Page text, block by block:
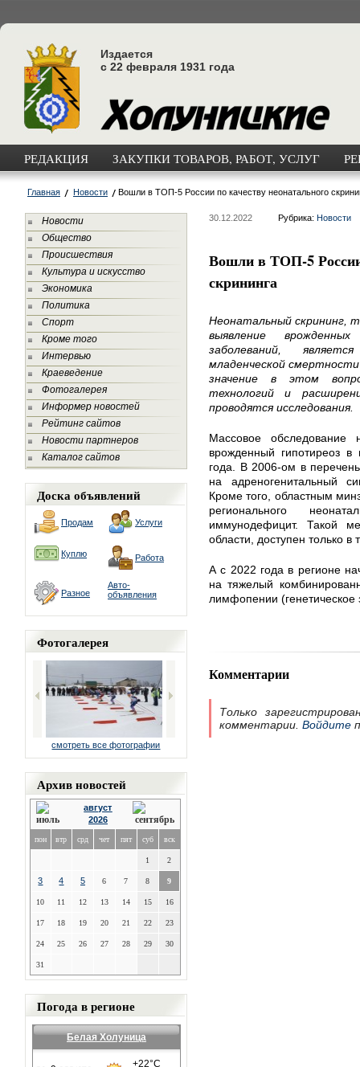
Издается
с 22 февраля 1931 года
РЕДАКЦИЯ ЗАКУПКИ ТОВАРОВ, РАБОТ, УСЛУГ
Главная Новости Вошли в ТОП-5 России по качеству неонатального
Новости
Общество
Происшествия
Культура и искусство
Экономика
Политика
Спорт
Кроме того
Интервью
Краеведение
Фотогалерея
Информер новостей
Рейтинг сайтов
Новости партнеров
Каталог сайтов
Доска объявлений
Продам Услуги
Куплю Работа
Разное
Авто-
объявления
Фотогалерея
смотреть все фотографии
Архив новостей
август
2026
пон втр срд чет пят суб вск
1 2
3 4 5 6 7 8 9
10 11 12 13 14 15 16
17 18 19 20 21 22 23
24 25 26 27 28 29 30
31
Погода в регионе
Белая Холуница
30.12.2022 Рубрика: Новости
Вошли в ТОП-5 России
скрининга
Неонатальный скрининг,
выявление
заболеваний,
младенческой
значение в этом
технологий и
проводятся исследования.
Массовое обследование
врожденный гипотиреоз
года. В 2006-ом в
на адреногенитальный
Кроме того, областным
регионального
иммунодефицит. Такой
области, доступен только в
А с 2022 года в регионе
на тяжелый
лимфопении (генетическое
Комментарии
Только
комментарии. Войдите